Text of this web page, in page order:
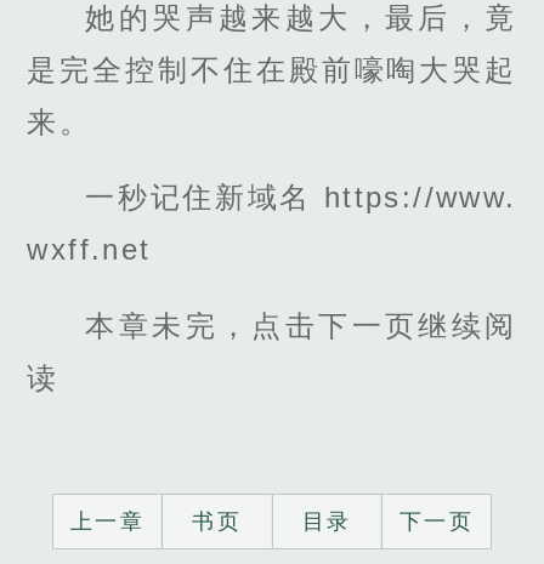
她的哭声越来越大，最后，竟
是完全控制不住在殿前嚎啕大哭起
来。
一秒记住新域名 https://www.
wxff.net
本章未完，点击下一页继续阅
读
上一章 书页 目录 下一页